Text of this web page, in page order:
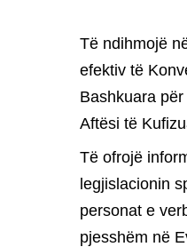
Të ndihmojë
efektiv të
Bashkuara
Aftësi të
Të ofrojë
legjislacionin
personat e
pjesshëm në